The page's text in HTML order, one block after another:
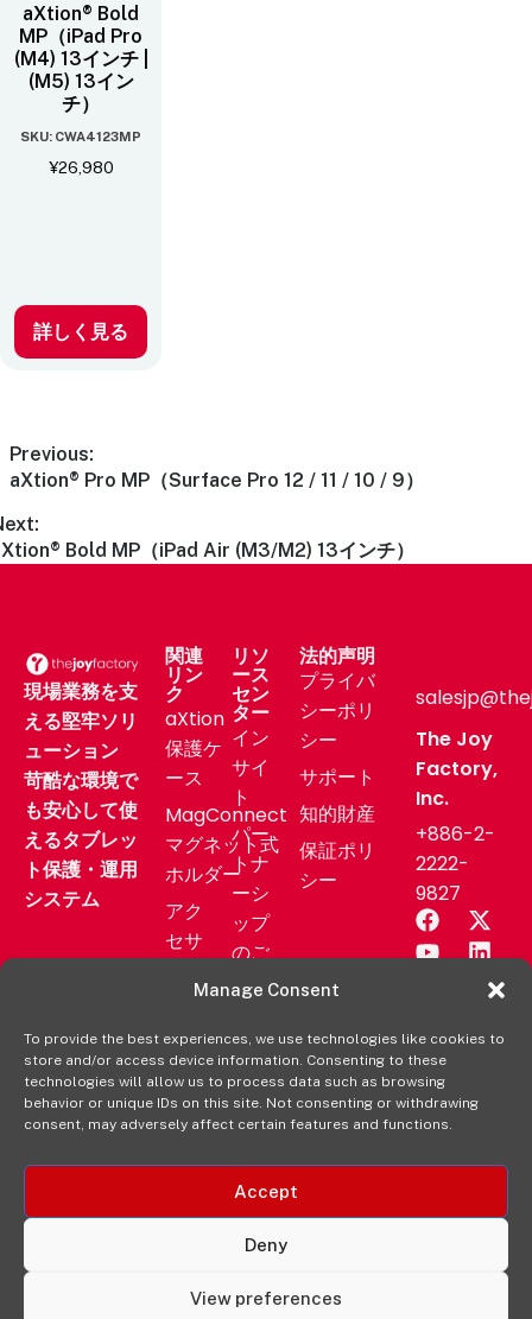
Manage Consent
To provide the best experiences, we use technologies like cookies to
store and/or access device information. Consenting to these
technologies will allow us to process data such as browsing
behavior or unique IDs on this site. Not consenting or withdrawing
consent, may adversely affect certain features and functions.
Accept
Deny
View preferences
aXtion® Bold
MP（iPad Pro
(M4) 13インチ |
(M5) 13イン
チ）
SKU: CWA4123MP
¥26,980
詳しく見る
Previous:
aXtion® Pro MP（Surface Pro 12 / 11 / 10 / 9）
Bold MP（iPad Air (M3/M2) 13インチ）
現場業務を支
える堅牢ソリ
ューション
苛酷な環境で
も安心して使
えるタブレッ
ト保護・運用
システム
関連
リン
ク
aXtion
保護ケ
ース
MagConnect
マグネット式
ホルダー
アク
セサ
用製
品
aXtion
の各製
品を購
リソ
ース
セン
ター
イン
サイ
ト
パー
トナ
ーシ
ップ
のご
相談
ート
ニュ
ース
ース
販売
元
法的声明
プライバ
シーポリ
シー
サポート
知的財産
保証ポリ
シー
The Joy
Factory,
Inc.
+886-2-
2222-
9827